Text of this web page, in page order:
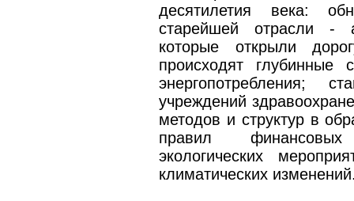
десятилетия века:
старейшей отрасли -
которые открыли
происходят глубинные
энергопотребления;
учреждений
методов и структур в
правил
экологических
климатических